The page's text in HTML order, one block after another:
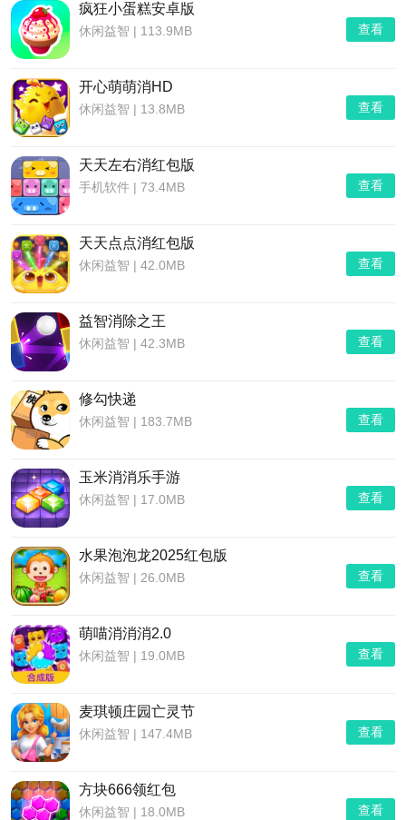
疯狂小蛋糕安卓版
休闲益智 | 113.9MB 查看
开心萌萌消HD
休闲益智 | 13.8MB 查看
天天左右消红包版
手机软件 | 73.4MB 查看
天天点点消红包版
休闲益智 | 42.0MB 查看
益智消除之王
休闲益智 | 42.3MB 查看
修勾快递
休闲益智 | 183.7MB 查看
玉米消消乐手游
休闲益智 | 17.0MB 查看
水果泡泡龙2025红包版
休闲益智 | 26.0MB 查看
萌喵消消消2.0
休闲益智 | 19.0MB 查看
麦琪顿庄园亡灵节
休闲益智 | 147.4MB 查看
方块666领红包
休闲益智 | 18.0MB 查看